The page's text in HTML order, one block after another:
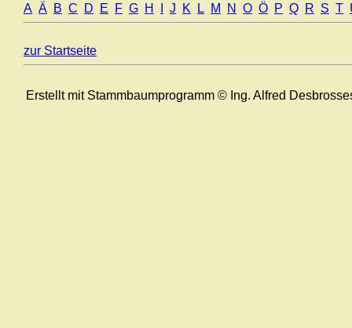
A Ä B C D E F G H J K L M N O Ö P Q R S T
zur Startseite
Erstellt mit Stammbaumprogramm © Ing. Alfred